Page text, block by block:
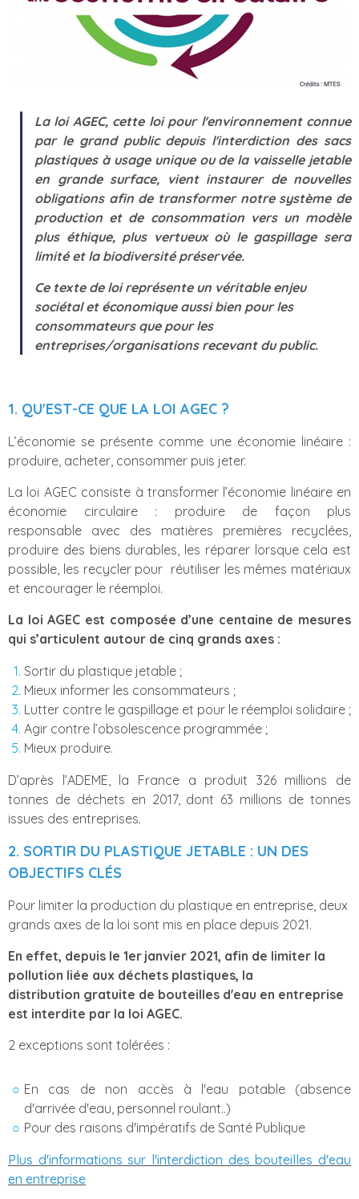
La loi AGEC, cette loi pour l'environnement connue
par le grand public depuis l'interdiction des sacs
plastiques à usage unique ou de la vaisselle jetable
en grande surface, vient instaurer de nouvelles
obligations afin de transformer notre système de
production et de consommation vers un modèle
plus éthique, plus vertueux où le gaspillage sera
limité et la biodiversité préservée.
Ce texte de loi représente un véritable enjeu
sociétal et économique aussi bien pour les
consommateurs que pour les
entreprises/organisations recevant du public.
1. QU'EST-CE QUE LA LOI AGEC ?
L’économie se présente comme une économie linéaire :
produire, acheter, consommer puis jeter.
La loi AGEC consiste à transformer l’économie linéaire en
économie circulaire : produire de façon plus
responsable avec des matières premières recyclées,
produire des biens durables, les réparer lorsque cela est
possible, les recycler pour réutiliser les mêmes matériaux
et encourager le réemploi.
La loi AGEC est composée d’une centaine de mesures
qui s’articulent autour de cinq grands axes :
Sortir du plastique jetable ;
Mieux informer les consommateurs ;
Lutter contre le gaspillage et pour le réemploi solidaire ;
Agir contre l’obsolescence programmée ;
Mieux produire.
D’après l’ADEME, la France a produit 326 millions de
tonnes de déchets en 2017, dont 63 millions de tonnes
issues des entreprises.
2. SORTIR DU PLASTIQUE JETABLE : UN DES
OBJECTIFS CLÉS
Pour limiter la production du plastique en entreprise, deux
grands axes de la loi sont mis en place depuis 2021.
En effet, depuis le 1er janvier 2021, afin de limiter la
pollution liée aux déchets plastiques, la
distribution gratuite de bouteilles d'eau en entreprise
est interdite par la loi AGEC.
2 exceptions sont tolérées :
En cas de non accès à l'eau potable (absence
d'arrivée d'eau, personnel roulant..)
Pour des raisons d'impératifs de Santé Publique
Plus d'informations sur l'interdiction des bouteilles d'eau
en entreprise